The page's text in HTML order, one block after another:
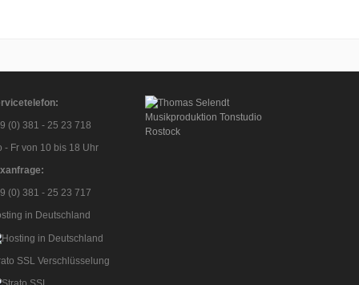
(0) 381 - 25 23 718
- Fr von 10 bis 18 Uhr
(0) 381 - 25 23 717
in Deutschland
SSL Verschlüsselung